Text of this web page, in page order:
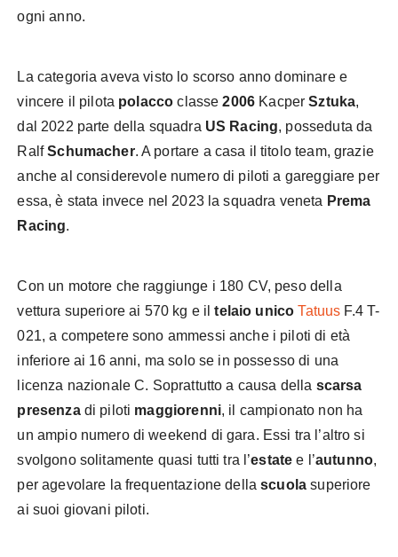
ogni anno.
La categoria aveva visto lo scorso anno dominare e
vincere il pilota polaccoclasse2006 KacperSztuka,
dal 2022 parte della squadra US Racing, posseduta da
RalfSchumacher. A portare a casa il titolo team, grazie
anche al considerevole numero di piloti a gareggiare per
essa, è stata invece nel 2023 la squadra veneta Prema
Racing.
Con un motore che raggiunge i 180 CV, peso della
vettura superiore ai 570 kg e iltelaio unico Tatuus F.4 T-
021, a competere sono ammessi anche i piloti di età
inferiore ai 16 anni, ma solo se in possesso di una
licenza nazionale C. Soprattutto a causa della scarsa
presenzadi piloti maggiorenni, il campionato non ha
un ampio numero di weekend di gara. Essi tra l’altro si
svolgono solitamente quasi tutti tra l’estate e l’autunno,
per agevolare la frequentazione dellascuolasuperiore
ai suoi giovani piloti.